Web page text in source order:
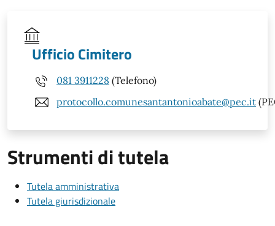
Ufficio Cimitero
081 3911228 (Telefono)
protocollo.comunesantantonioabate@pec.it
Strumenti di tutela
Tutela amministrativa
Tutela giurisdizionale